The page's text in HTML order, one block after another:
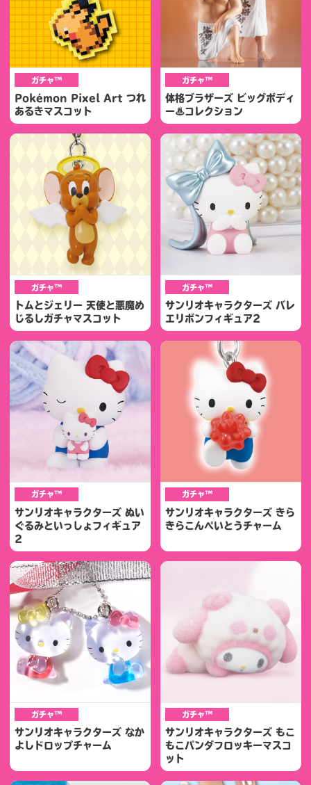
ガチャ™
Pokémon Pixel Art つれ
あるきマスコット
ガチャ™
体格ブラザーズ ビッグボディ
ー♨コレクション
ガチャ™
トムとジェリー 天使と悪魔め
じるしガチャマスコット
ガチャ™
サンリオキャラクターズ バレ
エリボンフィギュア2
ガチャ™
サンリオキャラクターズ ぬい
ぐるみといっしょフィギュア
2
ガチャ™
サンリオキャラクターズ きら
きらこんぺいとうチャーム
ガチャ™
サンリオキャラクターズ なか
よしドロップチャーム
ガチャ™
サンリオキャラクターズ もこ
もこパンダフロッキーマスコ
ット